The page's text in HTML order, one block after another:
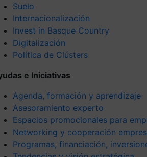
Suelo
Internacionalización
Invest in Basque Country
Digitalización
Política de Clústers
e Iniciativas
Agenda, formación y aprendizaje
Asesoramiento experto
Espacios promocionales para
Networking y cooperación
Programas, financiación,